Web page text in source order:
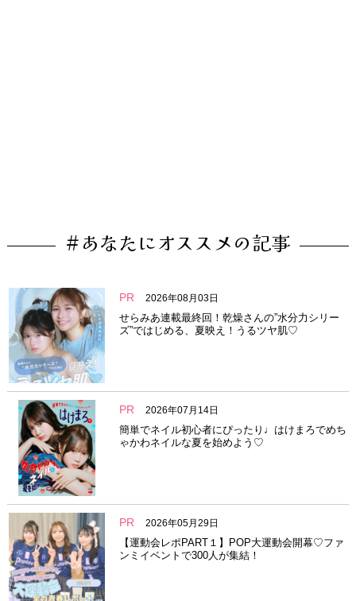
#あなたにオススメの記事
PR 2026年08月03日
せらみあ連載最終回！乾燥さんの”水分力シリー
ズ”ではじめる、夏映え！うるツヤ肌♡
PR 2026年07月14日
簡単でネイル初心者にぴったり♩はけまろでめち
ゃかわネイルな夏を始めよう♡
PR 2026年05月29日
【運動会レポPART１】POP大運動会開幕♡ファ
ンミイベントで300人が集結！